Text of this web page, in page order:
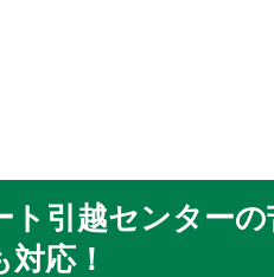
ト引越センター
対応！